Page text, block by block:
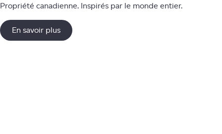
Propriété canadienne. Inspirés par le monde entier.
En savoir plus